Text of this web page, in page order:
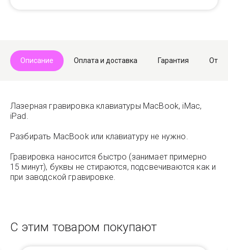
Описание Оплата и доставка Гарантия
Лазерная гравировка клавиатуры MacBook, iMac,
iPad.
Разбирать MacBook или клавиатуру не нужно.
Гравировка наносится быстро (занимает примерно
15 минут), буквы не стираются, подсвечиваются как и
при заводской гравировке.
С этим товаром покупают